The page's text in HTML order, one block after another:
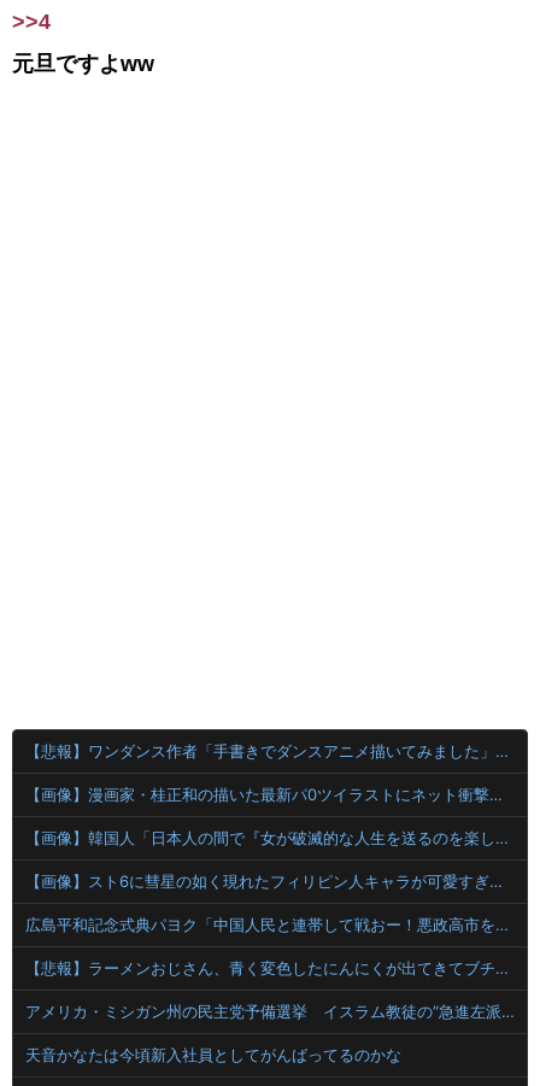
>>4
元旦ですよww
【悲報】ワンダンス作者「手書きでダンスアニメ描いてみました」←アニメの当てつけにしか見えないと話題に
【画像】漫画家・桂正和の描いた最新パ0ツイラストにネット衝撃「この質感の出し方」「実写かと思いました]
【画像】韓国人「日本人の間で『女が破滅的な人生を送るのを楽しむ陰湿な趣味』が流行っている」119万バズ
【画像】スト6に彗星の如く現れたフィリピン人キャラが可愛すぎると話題に！
広島平和記念式典パヨク「中国人民と連帯して戦おー！悪政高市を打倒するぞー！」
【悲報】ラーメンおじさん、青く変色したにんにくが出てきてブチギレwwwwwwwwww
アメリカ・ミシガン州の民主党予備選挙 イスラム教徒の“急進左派”候補が勝利確実に⋯トランプ氏は批判
天音かなたは今頃新入社員としてがんばってるのかな